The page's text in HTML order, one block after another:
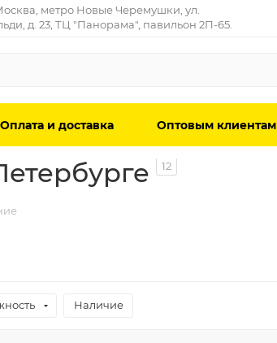
метро Новые Черемушки, ул.
д. 23, ТЦ "Панорама", павильон 2П-65.
Оплата и доставка Оптовым клиентам
12
Наличие